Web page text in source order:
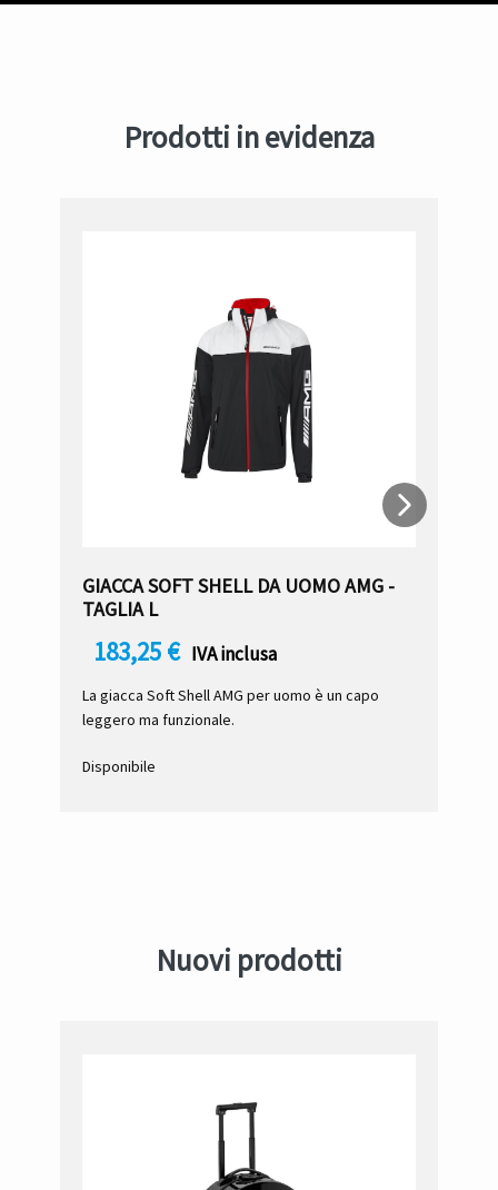
Prodotti in evidenza
GIACCA SOFT SHELL DA UOMO AMG -
TAGLIA L
183,25 € IVA inclusa
La giacca Soft Shell AMG per uomo è un capo
leggero ma funzionale.
Disponibile
Nuovi prodotti